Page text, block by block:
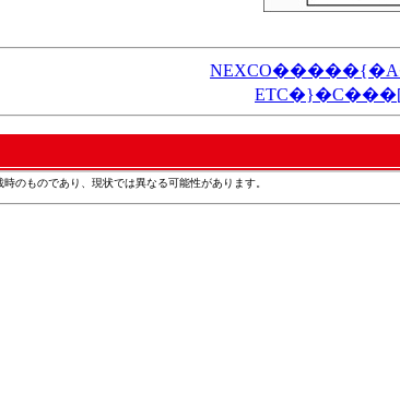
のものであり、現状では異なる可能性があります。